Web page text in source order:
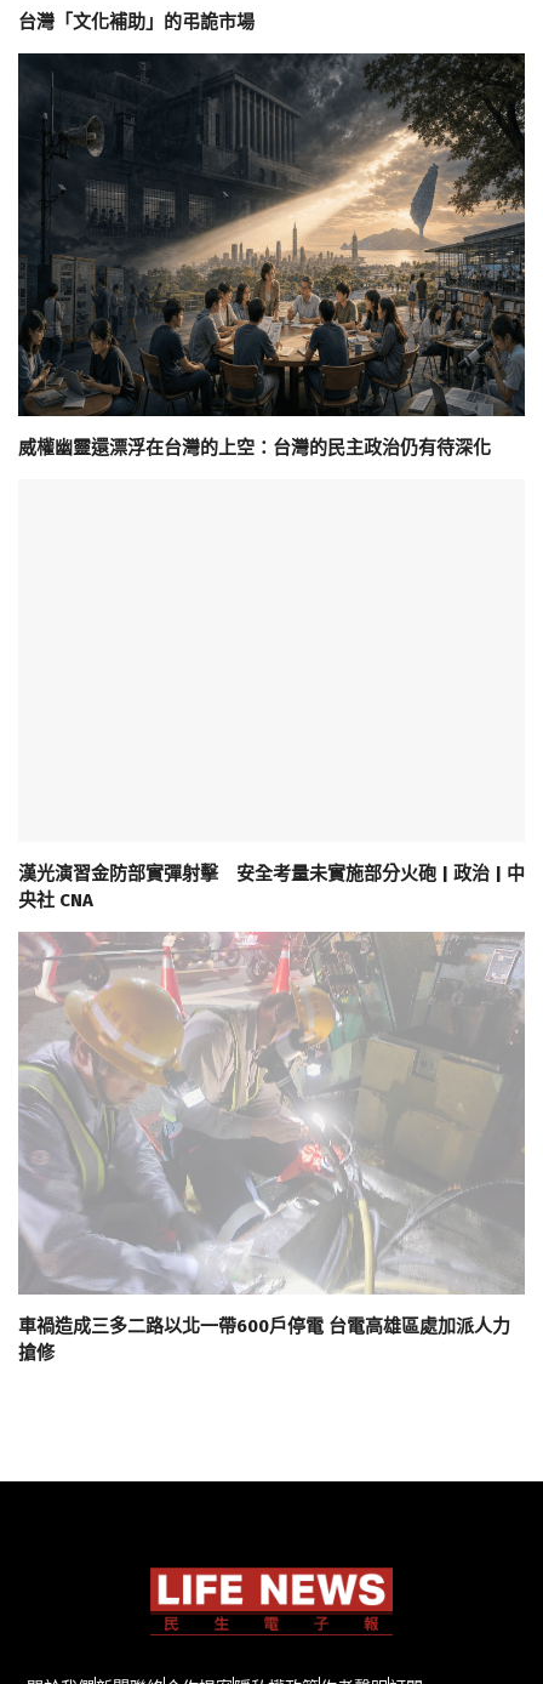
台灣「文化補助」的弔詭市場
威權幽靈還漂浮在台灣的上空：台灣的民主政治仍有待深化
漢光演習金防部實彈射擊 安全考量未實施部分火砲 | 政治 | 中
央社 CNA
車禍造成三多二路以北一帶600戶停電 台電高雄區處加派人力
搶修